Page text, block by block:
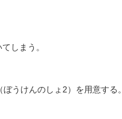
しまう。
うけんのしょ2）を用意する。